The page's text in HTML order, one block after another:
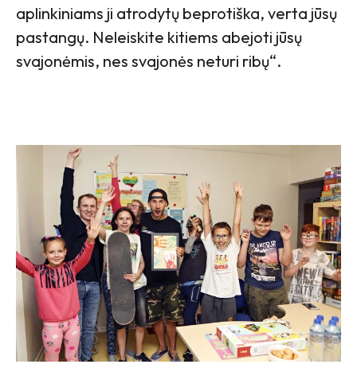
aplinkiniams ji atrodytų beprotiška, verta jūsų
pastangų. Neleiskite kitiems abejoti jūsų
svajonėmis, nes svajonės neturi ribų“.